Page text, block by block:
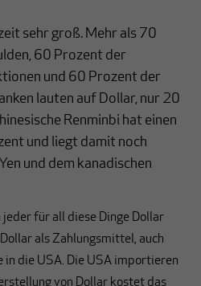
sehr groß. Mehr als 70
60 Prozent der
und 60 Prozent der
lauten auf Dollar, nur 20
Renminbi hat einen
und liegt damit noch
und dem kanadischen
jeder für all diese Dinge Dollar
als Zahlungsmittel, auch
die USA. Die USA importieren
von Dollar kostet das